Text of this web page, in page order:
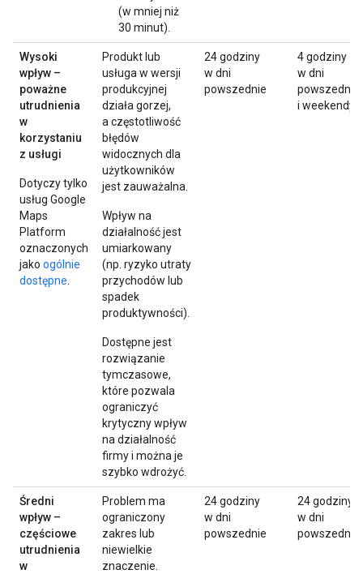
(w mniej niż
30 minut).
Wysoki
wpływ –
poważne
utrudnienia
w
korzystaniu
z usługi
Dotyczy tylko
usług Google
Maps
Platform
oznaczonych
jako ogólnie
dostępne
Produkt lub
usługa w wersji
produkcyjnej
działa gorzej,
a częstotliwość
błędów
widocznych dla
użytkowników
jest zauważalna.
Wpływ na
działalność jest
umiarkowany
(np. ryzyko utraty
przychodów lub
spadek
produktywności).
Dostępne jest
rozwiązanie
tymczasowe,
które pozwala
ograniczyć
krytyczny wpływ
na działalność
firmy i można je
szybko wdrożyć.
24 godziny
w dni
powszednie
4 godziny
w dni
powszednie
i weekendy
Średni
wpływ –
częściowe
utrudnienia
w
Problem ma
ograniczony
zakres lub
niewielkie
znaczenie.
24 godziny
w dni
powszednie
24 godziny
w dni
powszednie